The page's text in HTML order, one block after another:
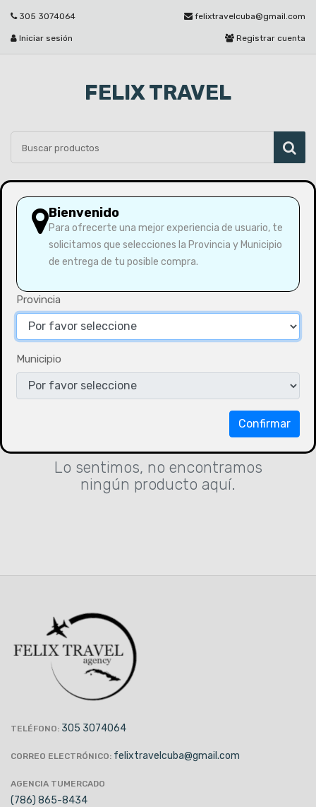
305 3074064 felixtravelcuba@gmail.com
Registrar cuenta
Iniciar sesión
FELIX TRAVEL
Por favor seleccione
Especiales San Valentín
Lo sentimos, no encontramos
ningún producto aquí.
TELÉFONO: 305 3074064
CORREO ELECTRÓNICO: felixtravelcuba@gmail.com
AGENCIA TUMERCADO
(786) 865-8434
Bienvenido
Para ofrecerte una mejor experiencia de usuario, te
solicitamos que selecciones la Provincia y Municipio
de entrega de tu posible compra.
Provincia
Municipio
Confirmar